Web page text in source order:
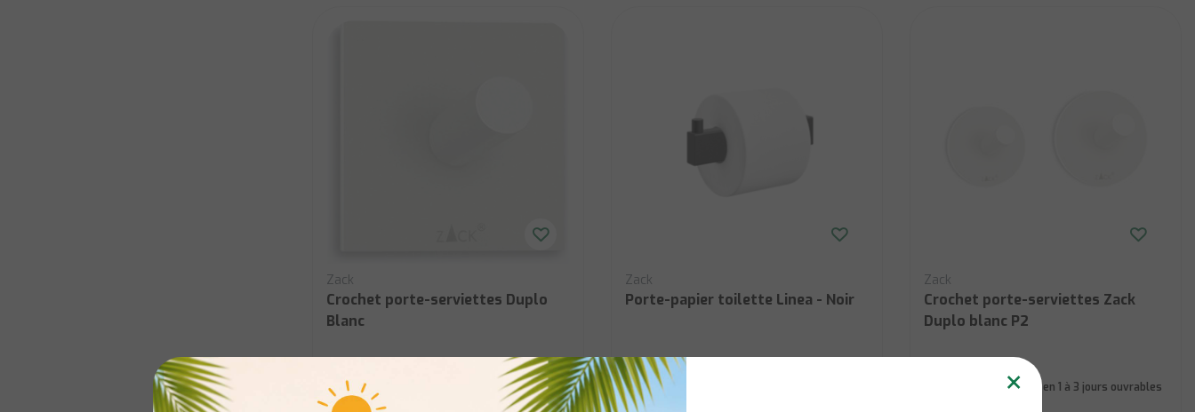
Zack
Crochet porte-serviettes Duplo
Blanc
En stock: Livraison en 1 à 3 jours ouvrables
Zack
Porte-papier toilette Linea - Noir
En stock:
Zack
Crochet porte-serviettes Zack
Duplo blanc P2
Livraison en 1 à 3 jours ouvrables
×